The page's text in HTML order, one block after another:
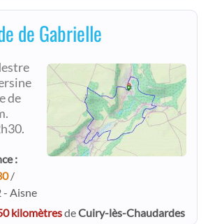
de Gabrielle
de
:
/
- Aisne
kilomètresdeCuiry-lès-Chaudardes